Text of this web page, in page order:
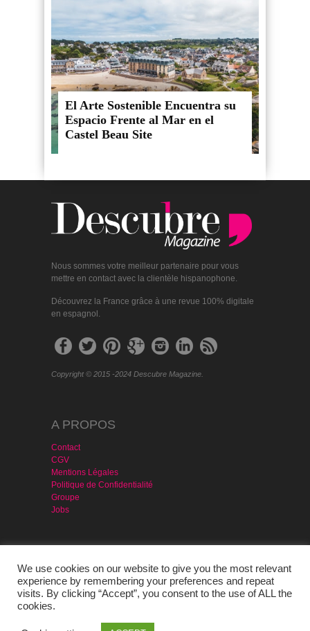
El Arte Sostenible Encuentra su
Espacio Frente al Mar en el
Castel Beau Site
Nous sommes votre meilleur partenaire pour vous
mettre en contact avec la clientèle hispanophone.
Découvrez la France grâce à une revue 100% digitale
en espagnol.
Copyright © 2015 -2024 Descubre Magazine.
A PROPOS
Contact
CGV
Mentions Légales
Politique de Confidentialité
Groupe
Jobs
MAGAZINE & SERVICES
Agencia Publicidad
Version PDF – Gratis
Portugal
Evénement Prête-moi Ta Langue
We use cookies on our website to give you the most relevant
experience by remembering your preferences and repeat
visits. By clicking “Accept”, you consent to the use of ALL the
cookies.